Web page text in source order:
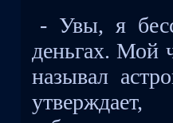
- Увы, я
деньгах. Мой
называл